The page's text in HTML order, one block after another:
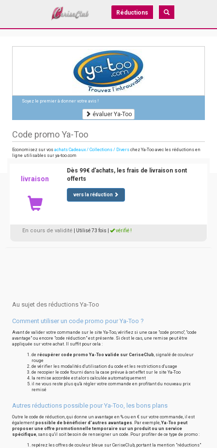
Réductions
Soyez le premier à donner votre avis !
évaluer Ya-Too
Code promo Ya-Too
Economisez sur vos achats Cadeaux / Collections / Divers chez Ya-Too avec les réductions en
ligne utilisables sur ya-too.com
livraison
Dès 99€ d'achats, les frais de livraison sont
offerts
vers la réduction
En cours de validité | Utilisé 73 fois vérifié !
Au sujet des réductions Ya-Too
Comment utiliser un code promo pour Ya-Too ?
Avant de valider votre commande sur le site Ya-Too, vérifiez si une case "code promo", "code
avantage" ou encore "code réduction" est présente. Si c'est le cas, une remise peut être
appliquée sur votre achat. Il suffit pour cela :
de récupérer code promo Ya-Too valide sur CeriseClub, signalé de couleur
rouge
de vérifier les modalités d'utilisation du code et les restrictions d'usage
de recopier le code fourni dans la case prévue à cet effet sur le site Ya-Too
la remise accordée est alors calculée automatiquement
il ne vous reste plus qu'à régler votre commande en profitant du nouveau prix
remisé
Autres réductions possible pour Ya-Too, les bons plans
Outre le code de réduction, qui donne un avantage en % ou en € sur votre commande, il est
également possible de bénéficier d'autres avantages. Par exemple,Ya-Too peut
proposer une offre promotionnelle temporaire sur un produit ou un service
spécifique, sans qu'il soit besoin de renseigner un code. Pour profiter de ce type de promo :
repérez les offres de couleur bleue sur CeriseClub, portant la mention "réductions"